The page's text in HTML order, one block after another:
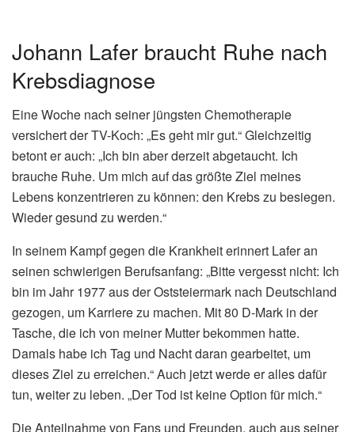
Johann Lafer braucht Ruhe nach
Krebsdiagnose
Eine Woche nach seiner jüngsten Chemotherapie
versichert der TV-Koch: „Es geht mir gut.“ Gleichzeitig
betont er auch: „Ich bin aber derzeit abgetaucht. Ich
brauche Ruhe. Um mich auf das größte Ziel meines
Lebens konzentrieren zu können: den Krebs zu besiegen.
Wieder gesund zu werden.“
In seinem Kampf gegen die Krankheit erinnert Lafer an
seinen schwierigen Berufsanfang: „Bitte vergesst nicht: Ich
bin im Jahr 1977 aus der Oststeiermark nach Deutschland
gezogen, um Karriere zu machen. Mit 80 D-Mark in der
Tasche, die ich von meiner Mutter bekommen hatte.
Damals habe ich Tag und Nacht daran gearbeitet, um
dieses Ziel zu erreichen.“ Auch jetzt werde er alles dafür
tun, weiter zu leben. „Der Tod ist keine Option für mich.“
Die Anteilnahme von Fans und Freunden, auch aus seiner